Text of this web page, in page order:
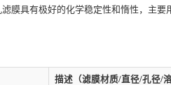
膜具有极好的化学稳定性和惰性，主
描述（滤膜材质/直径/孔径/